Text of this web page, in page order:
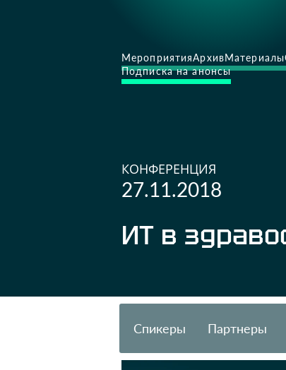
МероприятияАрхивМатериалы
Подписка на анонсы
КОНФЕРЕНЦИЯ
27.11.2018
ИТ в
Спикеры Партнеры